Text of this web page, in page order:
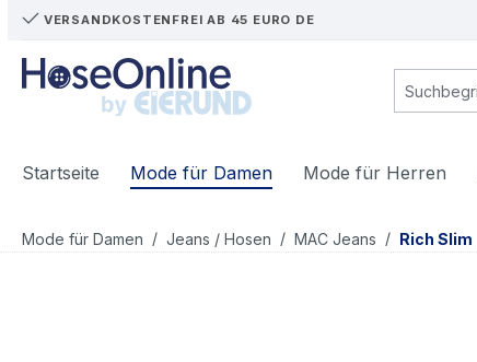
Hauptinhalt springen
Zur Suche springen
Zur Hauptnavigation springen
VERSANDKOSTENFREI AB 45 EURO DE
Startseite Mode für Damen Mode für Herren
Mode für Damen / Jeans / Hosen / MAC Jeans / Rich Slim